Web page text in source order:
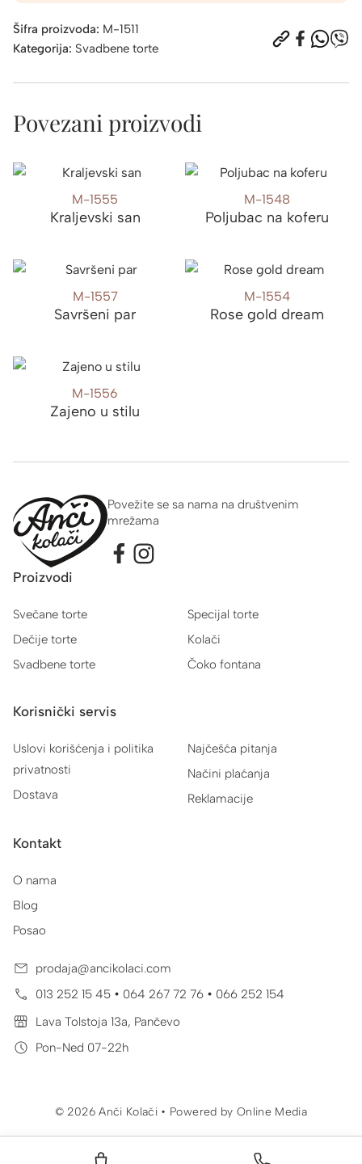
Šifra proizvoda: M-1511
Kategorija: Svadbene torte
Povezani proizvodi
M-1555
Kraljevski san
M-1548
Poljubac na koferu
M-1557
Savršeni par
M-1554
Rose gold dream
M-1556
Zajeno u stilu
Povežite se sa nama na društvenim
mrežama
Proizvodi
Svečane torte
Dečije torte
Svadbene torte
Specijal torte
Kolači
Čoko fontana
Korisnički servis
Uslovi korišćenja i politika
privatnosti
Dostava
Najčešća pitanja
Načini plaćanja
Reklamacije
Kontakt
O nama
Blog
Posao
prodaja@ancikolaci.com
013 252 15 45 • 064 267 72 76 • 066 252 154
Lava Tolstoja 13a, Pančevo
Pon-Ned 07-22h
© 2026 Anči Kolači • Powered by Online Media